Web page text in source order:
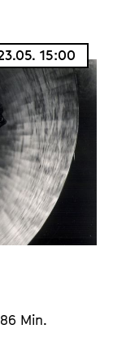
15:00
Min.